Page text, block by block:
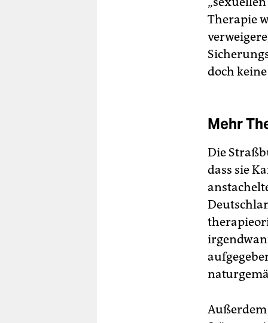
Therapie
doch
Mehr
Die
dass sie